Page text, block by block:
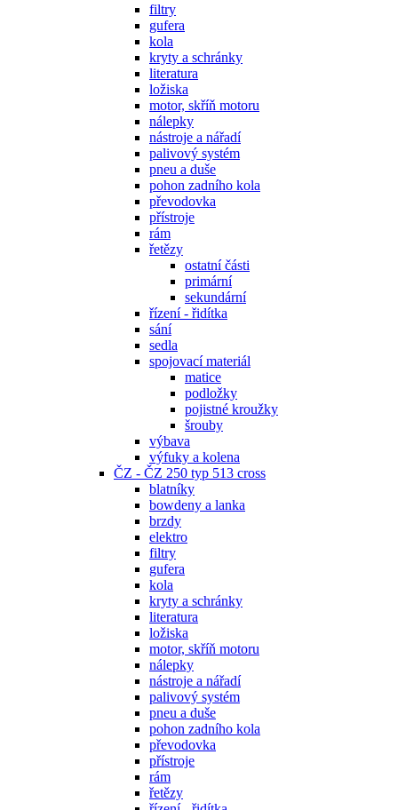
filtry
gufera
kola
kryty a schránky
literatura
ložiska
motor, skříň motoru
nálepky
nástroje a nářadí
palivový systém
pneu a duše
pohon zadního kola
převodovka
přístroje
rám
řetězy
ostatní části
primární
sekundární
řízení - řidítka
sání
sedla
spojovací materiál
matice
podložky
pojistné kroužky
šrouby
výbava
výfuky a kolena
ČZ - ČZ 250 typ 513 cross
blatníky
bowdeny a lanka
brzdy
elektro
filtry
gufera
kola
kryty a schránky
literatura
ložiska
motor, skříň motoru
nálepky
nástroje a nářadí
palivový systém
pneu a duše
pohon zadního kola
převodovka
přístroje
rám
řetězy